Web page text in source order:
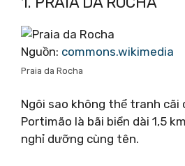
Nguồn: commons.wikimedia
Praia da Rocha
Ngôi sao không thể tranh cãi
Portimão là bãi biển dài 1,5
nghỉ dưỡng cùng tên.